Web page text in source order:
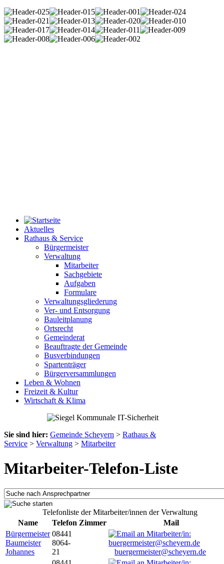
Aktuelles
Rathaus & Service
Bürgermeister
Verwaltung
Mitarbeiter
Sachgebiete
Aufgaben
Formulare
Verwaltungsgliederung
Ver- und Entsorgung
Bauleitplanung
Ortsrecht
Gemeinderat
Beauftragte der Gemeinde
Busverbindungen
Spartenträger
Bürgerversammlungen
Leben & Wohnen
Freizeit & Kultur
Wirtschaft & Klima
Sie sind hier: Gemeinde Scheyern > Rathaus &
Service > Verwaltung > Mitarbeiter
Mitarbeiter-Telefon-Liste
Telefonliste der Mitarbeiter/innen der Verwaltung
Name
Telefon Zimmer
Mail
Bürgermeister
Baumeister
Johannes
08441
8064-
21
buergermeister@scheyern.de